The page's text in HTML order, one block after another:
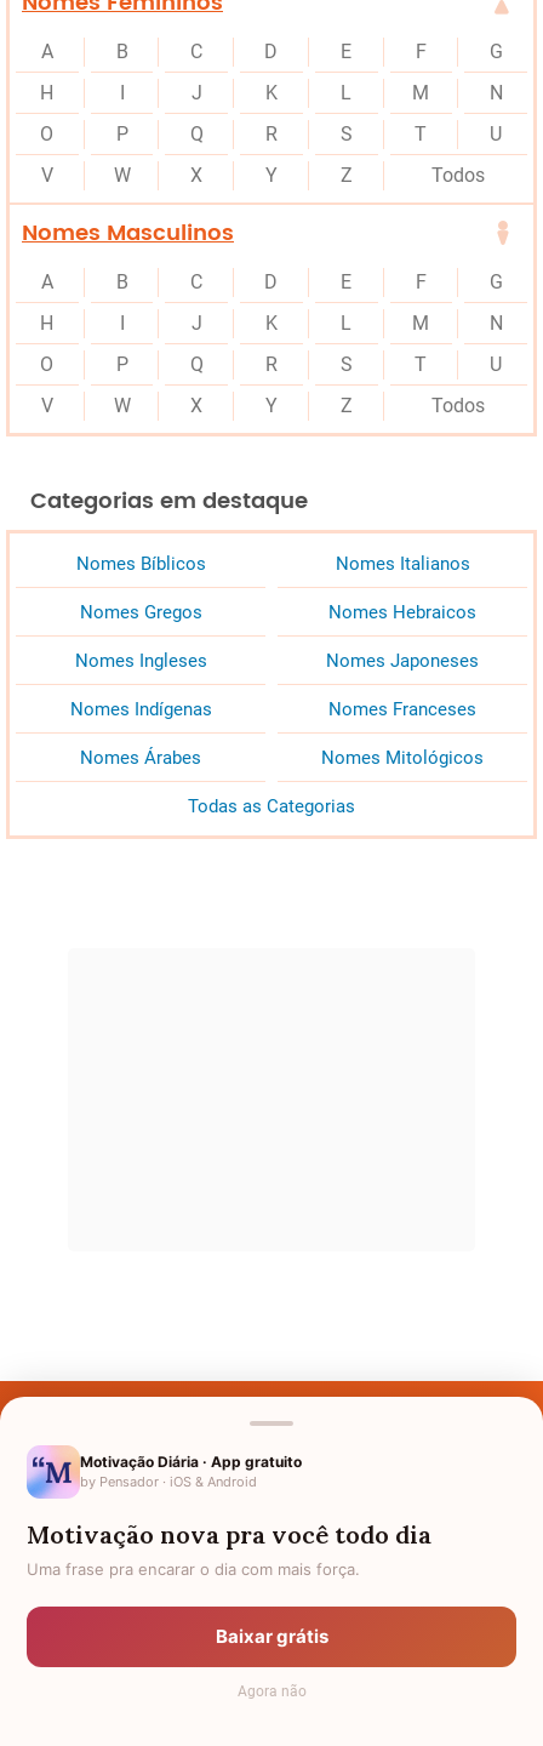
A B C D E F
G
H
J K L M
N
O
P Q R S T
U
V
W X Y Z Todos
Nomes Masculinos
A B C D E F
G
H
J K L M
N
O
P Q R S T
U
V
W X Y Z Todos
Categorias em destaque
Nomes Bíblicos Nomes Italianos
Nomes Gregos Nomes Hebraicos
Nomes Ingleses Nomes Japoneses
Nomes Indígenas Nomes Franceses
Nomes Árabes Nomes Mitológicos
Todas as Categorias
Nomes pelo Mundo
Política de Privacidade
Anuncie
Termos de Uso
Motivação Diária · App gratuito
by Pensador · iOS & Android
Motivação nova pra você todo dia
Uma frase pra encarar o dia com mais força.
Baixar grátis
Agora não